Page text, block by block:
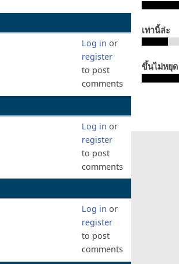
Log in or
register
to post
comments
Log in or
register
to post
comments
Log in or
register
to post
comments
เท่านี้ล่ะ
ขึ้นไม่หยุด